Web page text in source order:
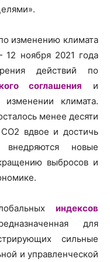
изменению климата
12 ноября 2021 года
действий по
соглашения и
климата.
менее десяти
вдвое и достичь
внедряются новые
выбросов и
индексов
для
сильные
и управленческой